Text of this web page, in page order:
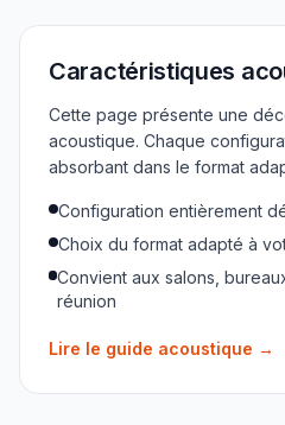
Caractéristiques
Cette page présente une
acoustique. Chaque
absorbant dans le format
Configuration entièrement
Choix du format adapté à
Convient aux salons,
réunion
Lire le guide acoustique →